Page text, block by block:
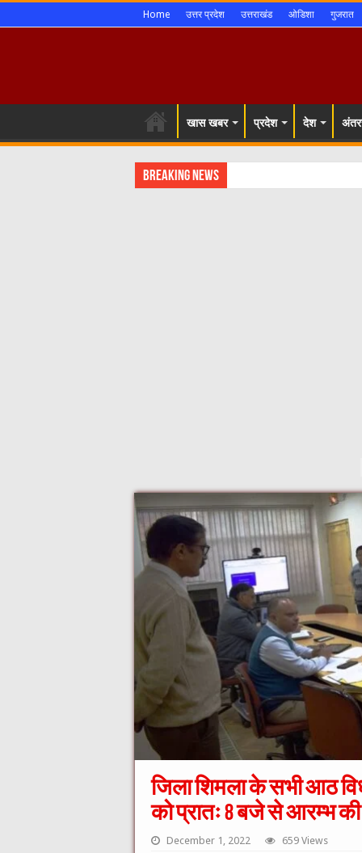
Home उत्तर प्रदेश उत्तराखंड ओडिशा गुजरात
खास खबर प्रदेश देश
Breaking News
जिला शिमला के सभी आठ
को प्रातः 8 बजे से आरम्भ की
December 1, 2022 659 Views